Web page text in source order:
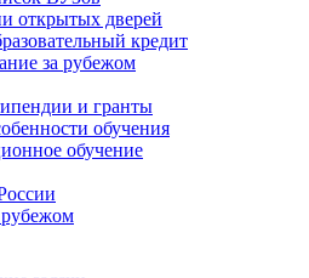
открытых дверей
кредит
за рубежом
и гранты
обучения
обучение